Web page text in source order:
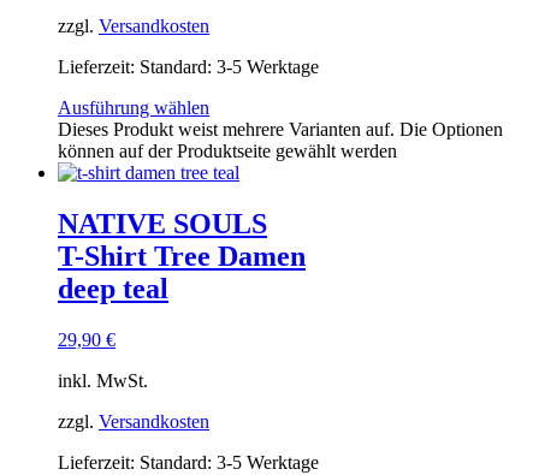
zzgl. Versandkosten
Lieferzeit: Standard: 3-5 Werktage
Ausführung wählen
Dieses Produkt weist mehrere Varianten auf. Die Optionen
können auf der Produktseite gewählt werden
NATIVE SOULS
T-Shirt Tree Damen
deep teal
29,90 €
inkl. MwSt.
zzgl. Versandkosten
Lieferzeit: Standard: 3-5 Werktage